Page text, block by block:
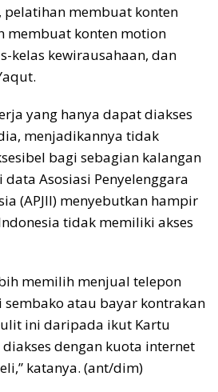
pelatihan membuat konten
membuat konten motion
kelas kewirausahaan, dan
yang hanya dapat diakses
menjadikannya tidak
bagi sebagian kalangan
Asosiasi Penyelenggara
(APJII) menyebutkan hampir
tidak memiliki akses
memilih menjual telepon
atau bayar kontrakan
ini daripada ikut Kartu
dengan kuota internet
katanya. (ant/dim)